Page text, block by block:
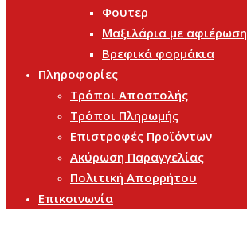
Φουτερ
Μαξιλάρια με αφιέρωση
Βρεφικά φορμάκια
Πληροφορίες
Τρόποι Αποστολής
Τρόποι Πληρωμής
Επιστροφές Προϊόντων
Ακύρωση Παραγγελίας
Πολιτική Απορρήτου
Επικοινωνία